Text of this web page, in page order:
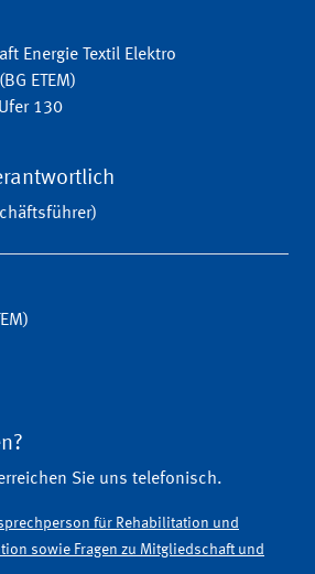
Energie Textil Elektro
ETEM)
130
Sie uns telefonisch.
für Rehabilitation und
sowie Fragen zu Mitgliedschaft und